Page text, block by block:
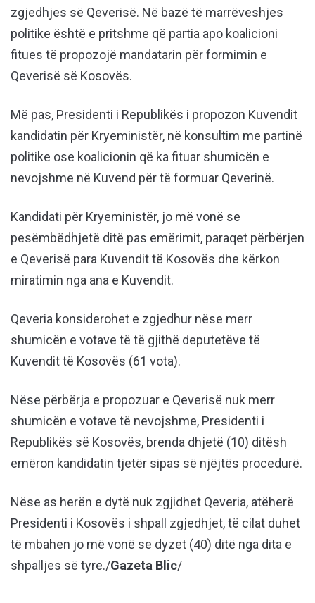
zgjedhjes së Qeverisë. Në bazë të marrëveshjes
politike është e pritshme që partia apo koalicioni
fitues të propozojë mandatarin për formimin e
Qeverisë së Kosovës.
Më pas, Presidenti i Republikës i propozon Kuvendit
kandidatin për Kryeministër, në konsultim me partinë
politike ose koalicionin që ka fituar shumicën e
nevojshme në Kuvend për të formuar Qeverinë.
Kandidati për Kryeministër, jo më vonë se
pesëmbëdhjetë ditë pas emërimit, paraqet përbërjen
e Qeverisë para Kuvendit të Kosovës dhe kërkon
miratimin nga ana e Kuvendit.
Qeveria konsiderohet e zgjedhur nëse merr
shumicën e votave të të gjithë deputetëve të
Kuvendit të Kosovës (61 vota).
Nëse përbërja e propozuar e Qeverisë nuk merr
shumicën e votave të nevojshme, Presidenti i
Republikës së Kosovës, brenda dhjetë (10) ditësh
emëron kandidatin tjetër sipas së njëjtës procedurë.
Nëse as herën e dytë nuk zgjidhet Qeveria, atëherë
Presidenti i Kosovës i shpall zgjedhjet, të cilat duhet
të mbahen jo më vonë se dyzet (40) ditë nga dita e
shpalljes së tyre./Gazeta Blic/